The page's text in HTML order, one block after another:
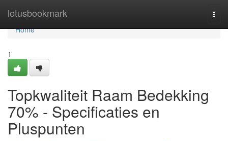
letusbookmark
Home
Home
1
Topkwaliteit Raam Bedekking
70% - Specificaties en
Pluspunten